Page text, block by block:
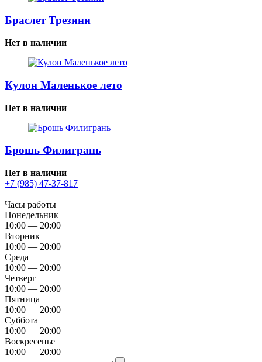
Браслет Трезини
Нет в наличии
Кулон Маленькое лето
Нет в наличии
Брошь Филигрань
Нет в наличии
+7 (985) 47-37-817
Часы работы
Понедельник
10:00 — 20:00
Вторник
10:00 — 20:00
Среда
10:00 — 20:00
Четверг
10:00 — 20:00
Пятница
10:00 — 20:00
Суббота
10:00 — 20:00
Воскресенье
10:00 — 20:00